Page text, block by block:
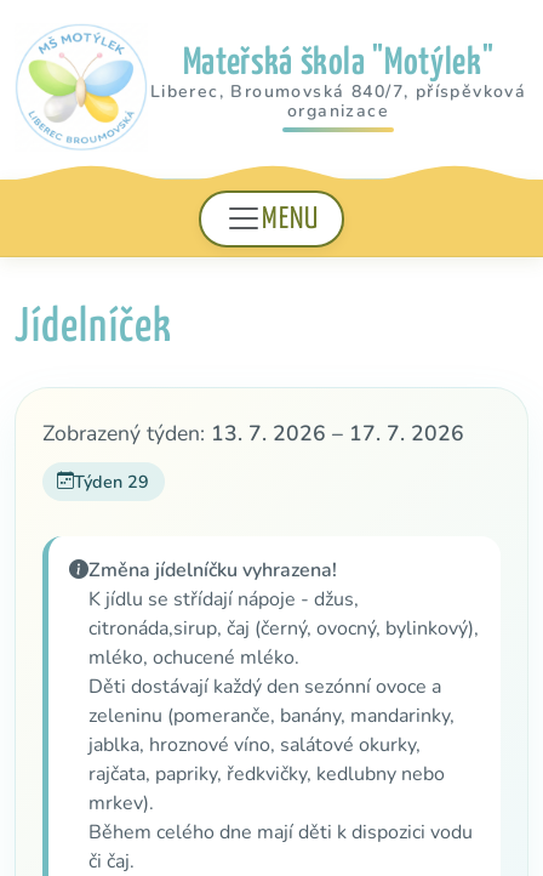
Mateřská škola "Motýlek"
Liberec, Broumovská 840/7, příspěvková
organizace
MENU
Jídelníček
Zobrazený týden: 13. 7. 2026 – 17. 7. 2026
Týden 29
Změna jídelníčku vyhrazena!
K jídlu se střídají nápoje - džus,
citronáda,sirup, čaj (černý, ovocný, bylinkový),
mléko, ochucené mléko.
Děti dostávají každý den sezónní ovoce a
zeleninu (pomeranče, banány, mandarinky,
jablka, hroznové víno, salátové okurky,
rajčata, papriky, ředkvičky, kedlubny nebo
mrkev).
Během celého dne mají děti k dispozici vodu
či čaj.